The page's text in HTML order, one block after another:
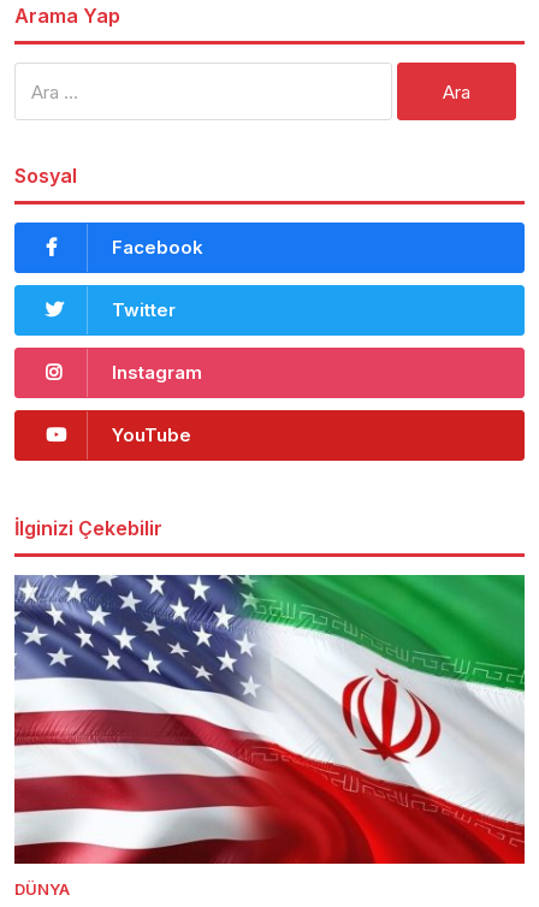
Arama Yap
Sosyal
Facebook
Twitter
Instagram
YouTube
İlginizi Çekebilir
DÜNYA